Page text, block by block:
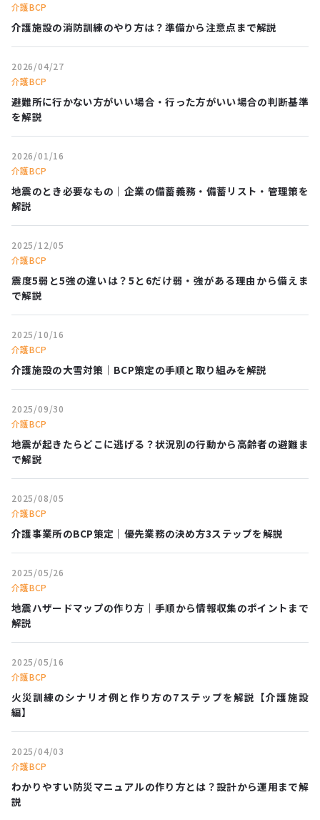
介護BCP
介護施設の消防訓練のやり方は？準備から注意点まで解説
2026/04/27
介護BCP
避難所に行かない方がいい場合・行った方がいい場合の判断基準
を解説
2026/01/16
介護BCP
地震のとき必要なもの｜企業の備蓄義務・備蓄リスト・管理策を
解説
2025/12/05
介護BCP
震度5弱と5強の違いは？5と6だけ弱・強がある理由から備えま
で解説
2025/10/16
介護BCP
介護施設の大雪対策｜BCP策定の手順と取り組みを解説
2025/09/30
介護BCP
地震が起きたらどこに逃げる？状況別の行動から高齢者の避難ま
で解説
2025/08/05
介護BCP
介護事業所のBCP策定｜優先業務の決め方3ステップを解説
2025/05/26
介護BCP
地震ハザードマップの作り方｜手順から情報収集のポイントまで
解説
2025/05/16
介護BCP
火災訓練のシナリオ例と作り方の7ステップを解説【介護施設
編】
2025/04/03
介護BCP
わかりやすい防災マニュアルの作り方とは？設計から運用まで解
説